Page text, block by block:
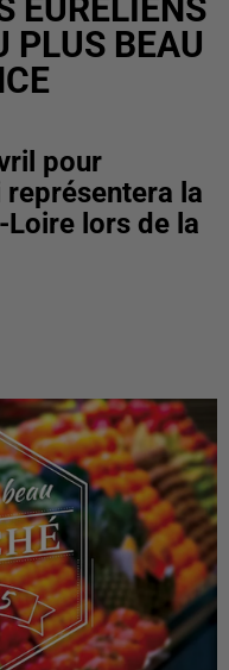
EURÉLIENS
PLUS BEAU
pour
la
lors de la